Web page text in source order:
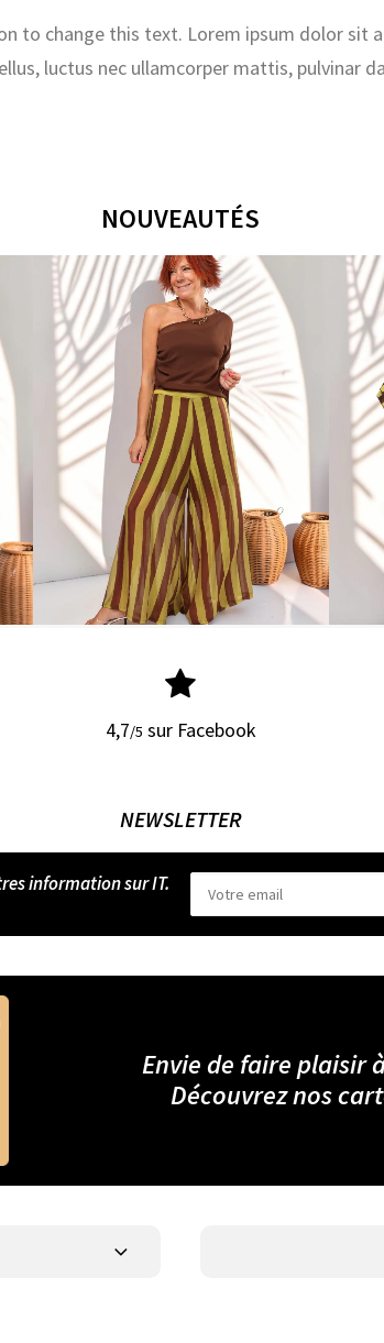
du
18/02
to change this text. Lorem ipsum dolor sit
luctus nec ullamcorper mattis, pulvinar
NOUVEAUTÉS
4,7/5 sur Facebook
NEWSLETTER
information sur IT.
Envie de faire plaisir
Découvrez nos